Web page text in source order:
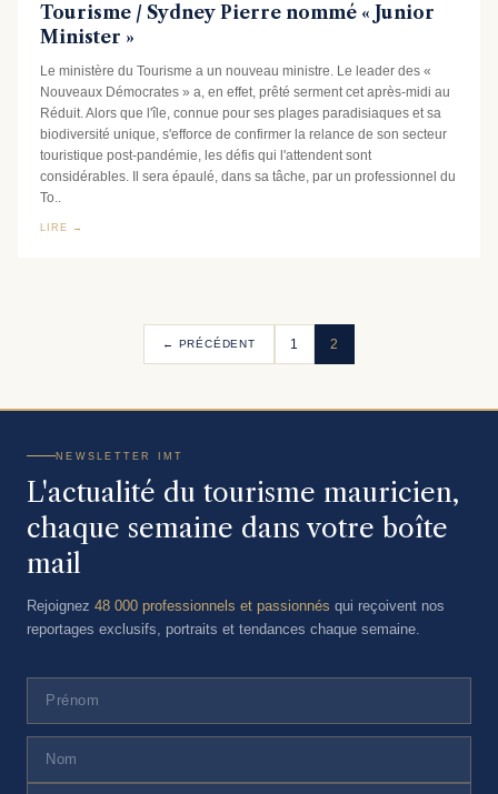
Tourisme / Sydney Pierre nommé « Junior
Minister »
Le ministère du Tourisme a un nouveau ministre. Le leader des «
Nouveaux Démocrates » a, en effet, prêté serment cet après-midi au
Réduit. Alors que l'île, connue pour ses plages paradisiaques et sa
biodiversité unique, s'efforce de confirmer la relance de son secteur
touristique post-pandémie, les défis qui l'attendent sont
considérables. Il sera épaulé, dans sa tâche, par un professionnel du
To..
LIRE →
← PRÉCÉDENT 1 2
NEWSLETTER IMT
L'actualité du tourisme mauricien,
chaque semaine dans votre boîte
mail
Rejoignez 48 000 professionnels et passionnés qui reçoivent nos
reportages exclusifs, portraits et tendances chaque semaine.